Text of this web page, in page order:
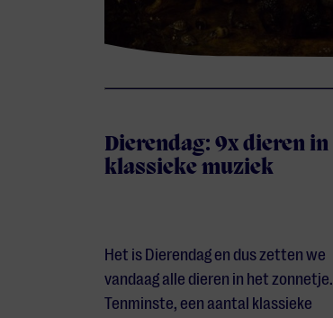
Dierendag: 9x dieren in
klassieke muziek
Het is Dierendag en dus zetten we
vandaag alle dieren in het zonnetje.
Tenminste, een aantal klassieke